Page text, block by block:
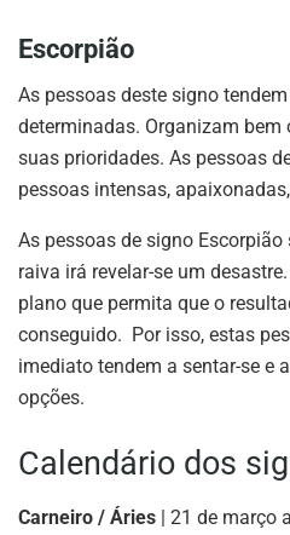
Escorpião
As pessoas deste signo
determinadas. Organizam bem
suas prioridades. As pessoas
pessoas intensas,
As pessoas de signo
raiva irá revelar-se um
plano que permita que o
conseguido. Por isso, estas
imediato tendem a sentar-se e
opções.
Calendário dos
Carneiro / Áries | 21 de março